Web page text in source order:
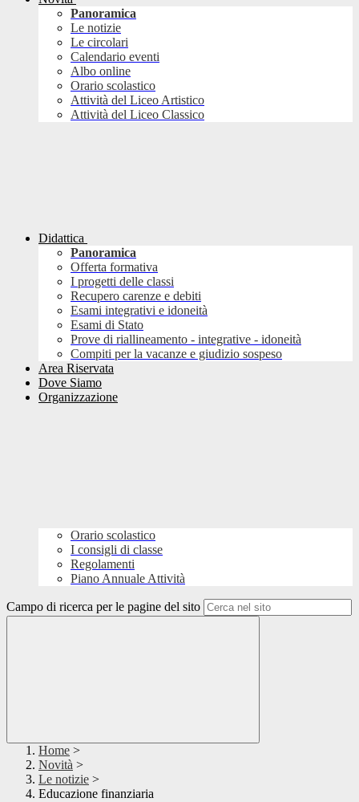
Panoramica
Le notizie
Le circolari
Calendario eventi
Albo online
Orario scolastico
Attività del Liceo Artistico
Attività del Liceo Classico
Didattica
Panoramica
Offerta formativa
I progetti delle classi
Recupero carenze e debiti
Esami integrativi e idoneità
Esami di Stato
Prove di riallineamento - integrative - idoneità
Compiti per la vacanze e giudizio sospeso
Area Riservata
Dove Siamo
Organizzazione
Orario scolastico
I consigli di classe
Regolamenti
Piano Annuale Attività
Campo di ricerca per le pagine del sito
Home >
Novità >
Le notizie >
Educazione finanziaria